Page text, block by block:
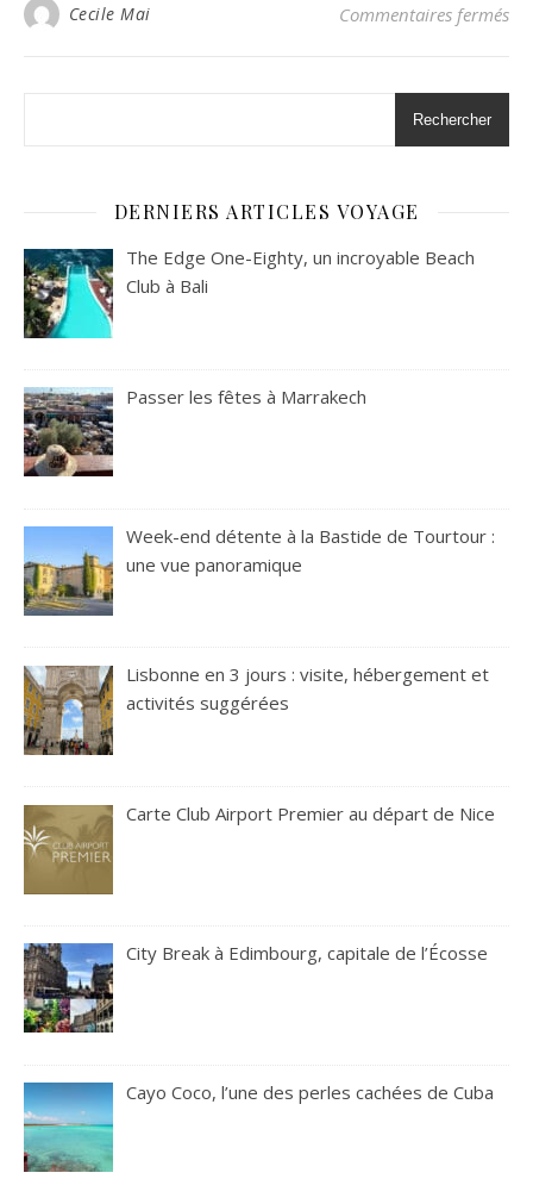
Cecile Mai Commentaires fermés
Rechercher
DERNIERS ARTICLES VOYAGE
The Edge One-Eighty, un incroyable Beach
Club à Bali
Passer les fêtes à Marrakech
Week-end détente à la Bastide de Tourtour :
une vue panoramique
Lisbonne en 3 jours : visite, hébergement et
activités suggérées
Carte Club Airport Premier au départ de Nice
City Break à Edimbourg, capitale de l’Écosse
Cayo Coco, l’une des perles cachées de Cuba